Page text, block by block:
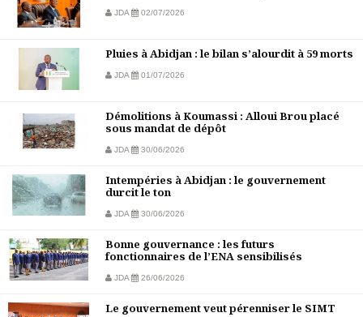
JDA 02/07/2026
Pluies à Abidjan : le bilan s’alourdit à 59 morts
JDA 01/07/2026
Démolitions à Koumassi : Alloui Brou placé
sous mandat de dépôt
JDA 30/06/2026
Intempéries à Abidjan : le gouvernement
durcit le ton
JDA 30/06/2026
Bonne gouvernance : les futurs
fonctionnaires de l’ENA sensibilisés
JDA 26/06/2026
Le gouvernement veut pérenniser le SIMT